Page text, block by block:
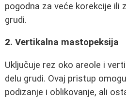
pogodna za veće korekcije ili
grudi.
2. Vertikalna mastopeksija
Uključuje rez oko areole i
delu grudi. Ovaj pristup
podizanje i oblikovanje, ali